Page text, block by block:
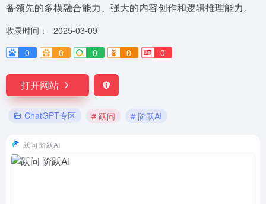
备领先的多模融合能力、强大的内容创作和逻辑推理能力。
收录时间：
2025-03-09
0
0 0 0 0
打开网站
ChatGPT专区 # 跃问 # 阶跃AI
跃问 阶跃AI